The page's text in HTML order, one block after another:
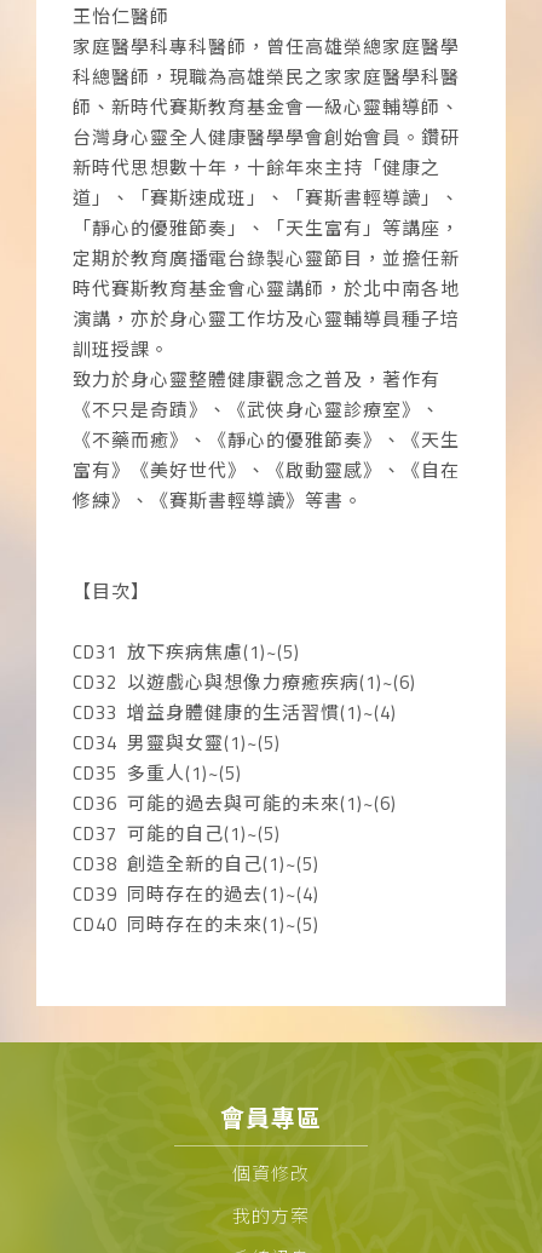
王怡仁醫師
家庭醫學科專科醫師，曾任高雄榮總家庭醫學
科總醫師，現職為高雄榮民之家家庭醫學科醫
師、新時代賽斯教育基金會一級心靈輔導師、
台灣身心靈全人健康醫學學會創始會員。鑽研
新時代思想數十年，十餘年來主持「健康之
道」、「賽斯速成班」、「賽斯書輕導讀」、
「靜心的優雅節奏」、「天生富有」等講座，
定期於教育廣播電台錄製心靈節目，並擔任新
時代賽斯教育基金會心靈講師，於北中南各地
演講，亦於身心靈工作坊及心靈輔導員種子培
訓班授課。
致力於身心靈整體健康觀念之普及，著作有
《不只是奇蹟》、《武俠身心靈診療室》、
《不藥而癒》、《靜心的優雅節奏》、《天生
富有》《美好世代》、《啟動靈感》、《自在
修練》、《賽斯書輕導讀》等書。
【目次】
CD31 放下疾病焦慮(1)~(5)
CD32 以遊戲心與想像力療癒疾病(1)~(6)
CD33 增益身體健康的生活習慣(1)~(4)
CD34 男靈與女靈(1)~(5)
CD35 多重人(1)~(5)
CD36 可能的過去與可能的未來(1)~(6)
CD37 可能的自己(1)~(5)
CD38 創造全新的自己(1)~(5)
CD39 同時存在的過去(1)~(4)
CD40 同時存在的未來(1)~(5)
會員專區
個資修改
我的方案